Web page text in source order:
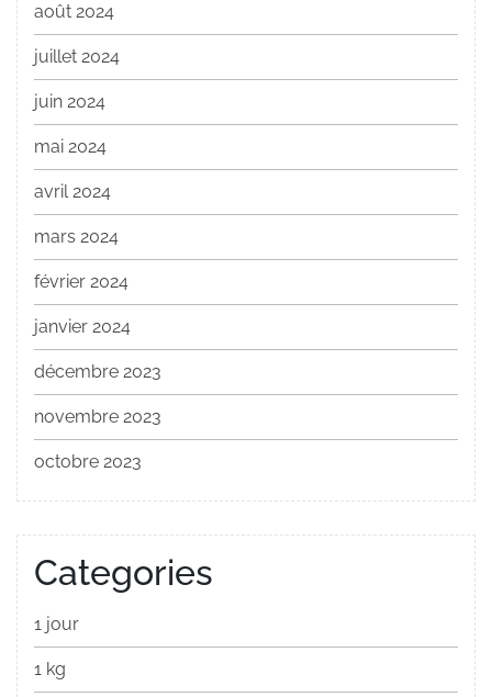
août 2024
juillet 2024
juin 2024
mai 2024
avril 2024
mars 2024
février 2024
janvier 2024
décembre 2023
novembre 2023
octobre 2023
Categories
1 jour
1 kg